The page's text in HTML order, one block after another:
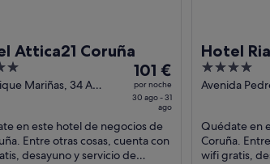
Attica21 Coruña
Mariñas, 34 A
El
precio
es
de
101 €
por
101 €
por noche
30 ago - 31
ago
en este hotel de negocios de
Entre otras cosas, cuenta con
desayuno y servicio de
Hotel
4
out
5
Avenida
Quédate en
Coruña.
wifi gratis,